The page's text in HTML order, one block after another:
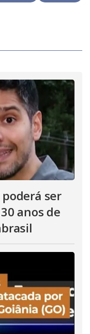
poderá ser
anos de